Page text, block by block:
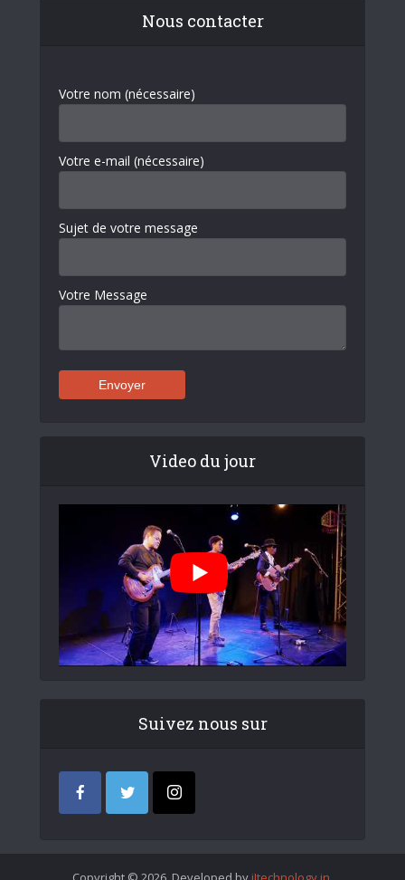
Nous contacter
Votre nom (nécessaire)
Votre e-mail (nécessaire)
Sujet de votre message
Votre Message
Video du jour
Suivez nous sur